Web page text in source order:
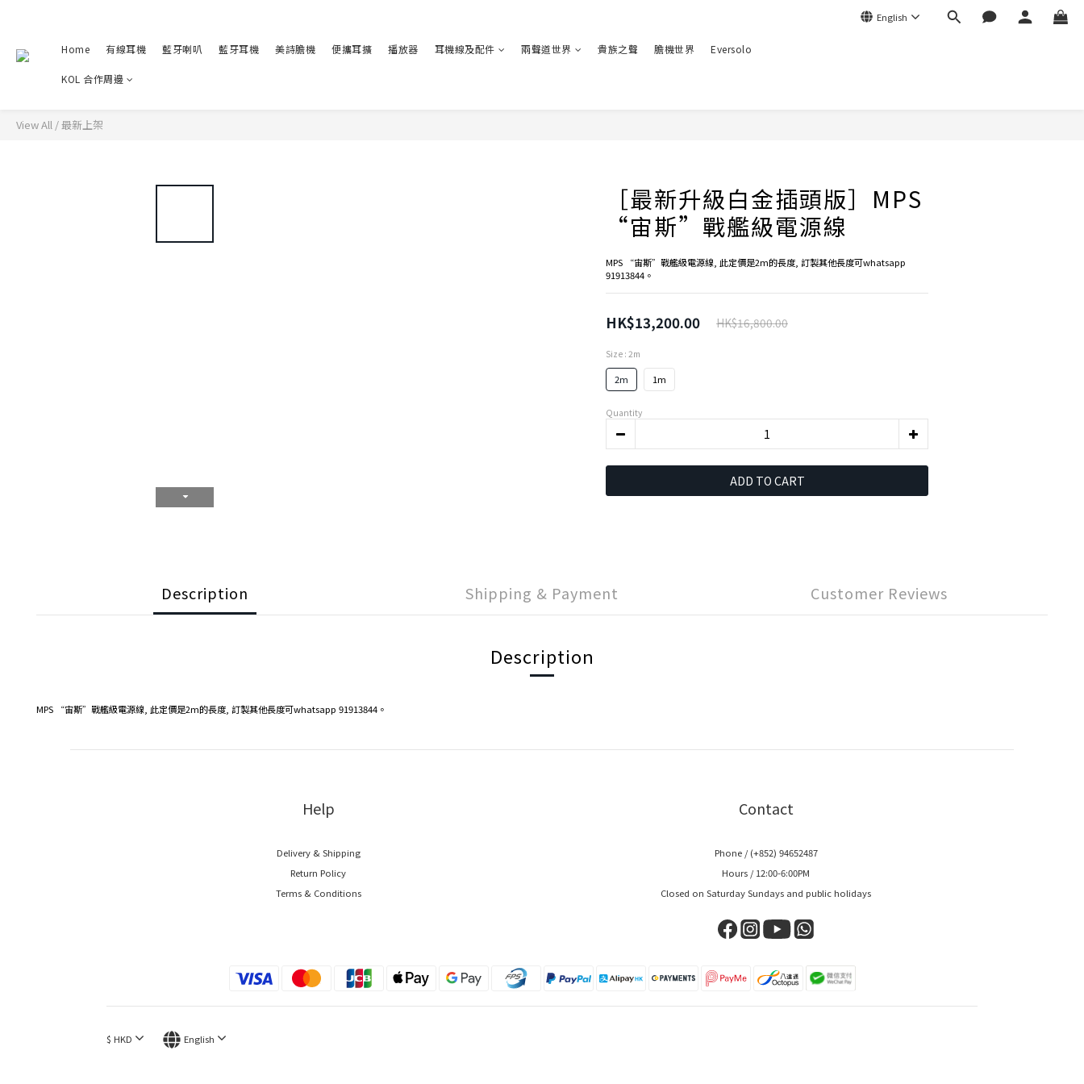
English
Home 有線耳機 藍牙喇叭 藍牙耳機 美詩膽機 便攜耳擴 播放器 耳機線及配件 兩聲道世界 貴族之聲 膽機世界 Eversolo
KOL 合作周邊
View All /最新上架
［最新升級白金插頭版］MPS
“宙斯”戰艦級電源線
MPS “宙斯”戰艦級電源線, 此定價是2m的長度, 訂製其他長度可whatsapp
91913844。
HK$16,800.00
HK$13,200.00
Size : 2m
2m 1m
Quantity
ADD TO CART
Description Shipping & Payment Customer Reviews
Description
MPS “宙斯”戰艦級電源線, 此定價是2m的長度, 訂製其他長度可whatsapp 91913844。
Help
Delivery & Shipping
Return Policy
Terms & Conditions
Contact
Phone / (+852) 94652487
Hours / 12:00-6:00PM
Closed on Saturday Sundays and public holidays
$ HKD English